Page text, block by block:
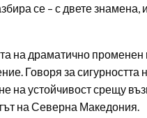
се – с двете знамена,
на драматично
Говоря за
на устойчивост срещу
на Северна Македония.